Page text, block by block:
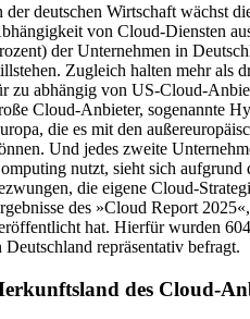
der deutschen Wirtschaft wächst
von Cloud-Diensten
der Unternehmen in
Zugleich halten mehr als
zu abhängig von US-Cloud-
Cloud-Anbieter, sogenannte
die es mit den
Und jedes zweite
nutzt, sieht sich
die eigene Cloud-
des »Cloud Report
hat. Hierfür wurden
Deutschland repräsentativ befragt.
des Cloud-